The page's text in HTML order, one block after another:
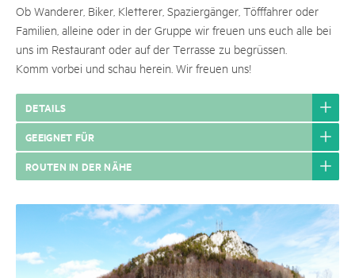
Ob Wanderer, Biker, Kletterer, Spaziergänger, Töfffahrer oder
Familien, alleine oder in der Gruppe wir freuen uns euch alle bei
uns im Restaurant oder auf der Terrasse zu begrüssen.
Komm vorbei und schau herein. Wir freuen uns!
DETAILS
GEEIGNET FÜR
ROUTEN IN DER NÄHE